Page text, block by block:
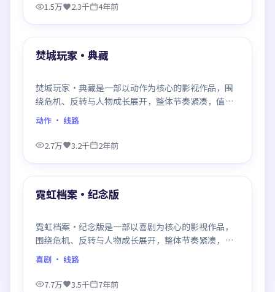
1.5万 2.3千 4年前
最新
焚城玩家·典藏
焚城玩家·典藏是一部以动作为核心的影视作品，围
绕危机、反转与人物成长展开，整体节奏紧凑，值得
推荐观看。
动作 · 线路
2.7万 3.2千 2年前
最新
霓虹档案·纪念版
霓虹档案·纪念版是一部以喜剧为核心的影视作品，
围绕危机、反转与人物成长展开，整体节奏紧凑，值
得推荐观看。
喜剧 · 线路
7.7万 3.5千 7年前